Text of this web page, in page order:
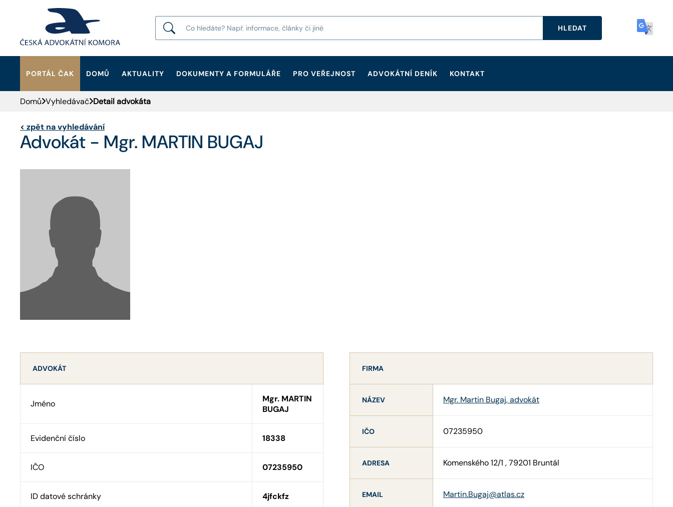
HLEDAT
PORTÁL ČAK DOMŮ AKTUALITY DOKUMENTY A FORMULÁŘE PRO VEŘEJNOST ADVOKÁTNÍ DENÍK
KONTAKT
HLEDAT
Domů Vyhledávač Detail advokáta
< zpět na vyhledávání
Advokát - Mgr. MARTIN BUGAJ
ADVOKÁT
Jméno
Mgr. MARTIN
BUGAJ
Evidenční číslo 18338
IČO 07235950
ID datové schránky 4jfckfz
FIRMA
NÁZEV Mgr. Martin Bugaj, advokát
IČO 07235950
ADRESA Komenského 12/1 , 79201 Bruntál
EMAIL Martin.Bugaj@atlas.cz